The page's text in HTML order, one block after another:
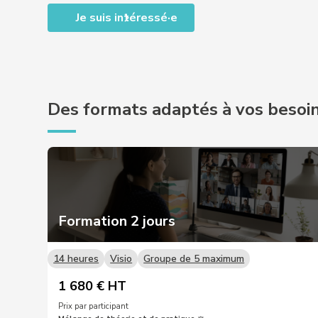
Je suis intéressé·e
Des formats adaptés à vos
Formation 2 jours
14 heures Visio Groupe de 5 maximum
1 680 € HT
Prix par participant